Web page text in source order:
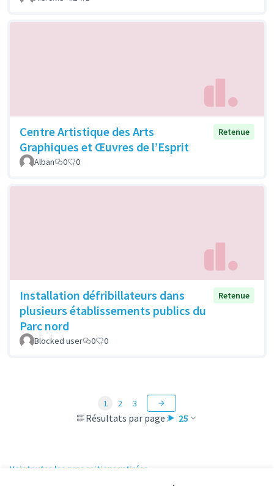
Centre Artistique des Arts
Graphiques et Œuvres de l’Esprit
Retenue
Alban 0 0
Installation défribillateurs dans
plusieurs établissements publics du
Parc nord
Retenue
Blocked user 0 0
Résultats par page : 25
1 2 3
Voir toutes les propositions retirées